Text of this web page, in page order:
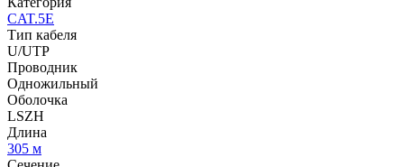
CAT.5E
Тип кабеля
U/UTP
Проводник
Одножильный
Оболочка
LSZH
Длина
305 м